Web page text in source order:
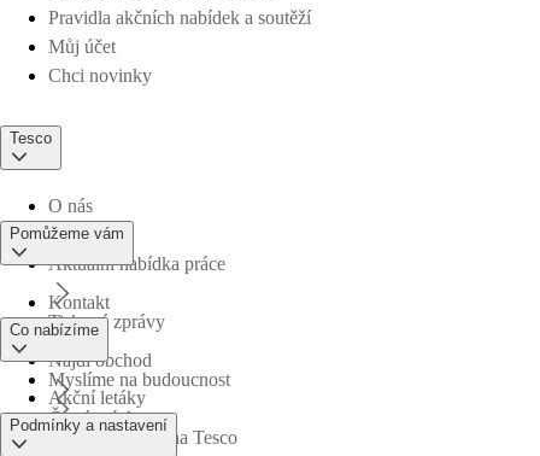
Pravidla akčních nabídek a soutěží
Můj účet
Chci novinky
Tesco
O nás
Aktuální nabídka práce
Tiskové zprávy
Myslíme na budoucnost
Obchodní skupina Tesco
Pomůžeme vám
Kontakt
Najdi obchod
Časté otázky
Co nabízíme
Akční letáky
Podmínky a nastavení